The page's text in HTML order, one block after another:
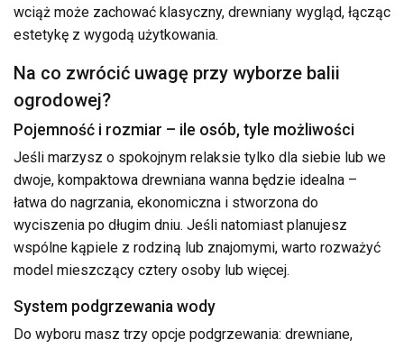
wciąż może zachować klasyczny, drewniany wygląd, łącząc
estetykę z wygodą użytkowania.
Na co zwrócić uwagę przy wyborze balii
ogrodowej?
Pojemność i rozmiar – ile osób, tyle możliwości
Jeśli marzysz o spokojnym relaksie tylko dla siebie lub we
dwoje, kompaktowa drewniana wanna będzie idealna –
łatwa do nagrzania, ekonomiczna i stworzona do
wyciszenia po długim dniu. Jeśli natomiast planujesz
wspólne kąpiele z rodziną lub znajomymi, warto rozważyć
model mieszczący cztery osoby lub więcej.
System podgrzewania wody
Do wyboru masz trzy opcje podgrzewania: drewniane,